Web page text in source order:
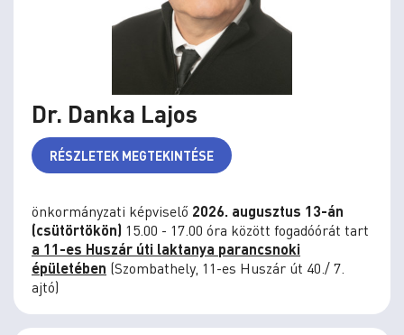
Dr. Danka Lajos
RÉSZLETEK MEGTEKINTÉSE
önkormányzati képviselő 2026. augusztus 13-án
(csütörtökön) 15.00 - 17.00 óra között fogadóórát tart
a 11-es Huszár úti laktanya parancsnoki
épületében (Szombathely, 11-es Huszár út 40./ 7.
ajtó)